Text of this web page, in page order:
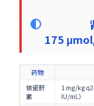
肾功
175 μmol/
药物
依诺肝
素
1 mg/kg
IU/mL）